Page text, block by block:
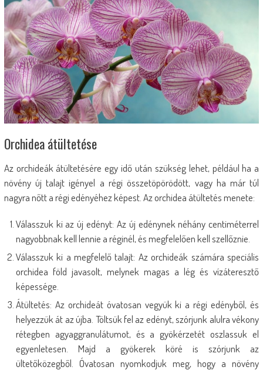
Orchidea átültetése
Az orchideák átültetésére egy idő után szükség lehet, például ha a
növény új talajt igényel a régi összetöpörödött, vagy ha már túl
nagyra nőtt a régi edényéhez képest. Az orchidea átültetés menete:
Válasszuk ki az új edényt: Az új edénynek néhány centiméterrel
nagyobbnak kell lennie a réginél, és megfelelően kell szellőznie.
Válasszuk ki a megfelelő talajt: Az orchideák számára speciális
orchidea föld javasolt, melynek magas a lég és vízáteresztő
képessége.
Átültetés: Az orchideát óvatosan vegyük ki a régi edényből, és
helyezzük át az újba. Töltsük fel az edényt, szórjunk alulra vékony
rétegben agyaggranulátumot, és a gyökérzetét oszlassuk el
egyenletesen. Majd a gyökerek köré is szórjunk az
ültetőközegből. Óvatosan nyomkodjuk meg, hogy a növény